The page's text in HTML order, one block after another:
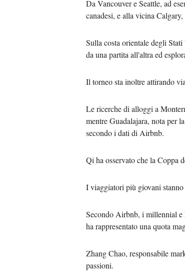
Da Vancouver e Seattle, ad
canadesi, e alla vicina
Sulla costa orientale degli
da una partita all'altra ed
Il torneo sta inoltre attirando
Le ricerche di alloggi a
mentre Guadalajara, nota per
secondo i dati di Airbnb.
Qi ha osservato che la Coppa
I viaggiatori più giovani
Secondo Airbnb, i millennial
ha rappresentato una quota
Zhang Chao, responsabile
passioni.